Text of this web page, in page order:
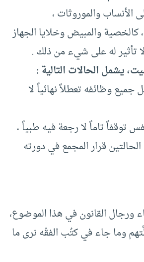
الأنساب والموروثات ،
كالخصية والمبيض وخلايا الجهاز
تأثير له على شيء من ذلك .
يشمل الحالات التالية :
وظائفه تعطلاً نهائياً لا
توقفاً تاماً لا رجعة فيه طبياً ،
قرار المجمع في دورته
ورجال القانون في هذا الموضوع،
وما جاء في كتُب الفقْه نرى ما